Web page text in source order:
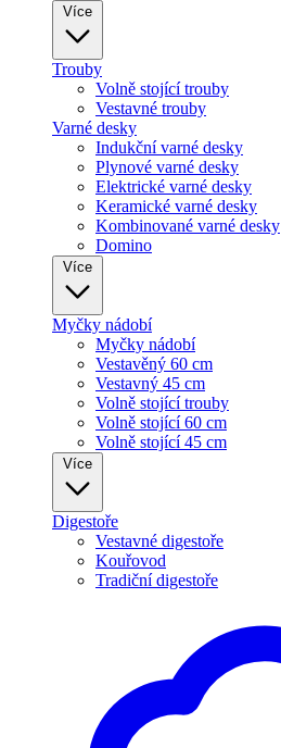
Trouby
Volně stojící trouby
Vestavné trouby
Varné desky
Indukční varné desky
Plynové varné desky
Elektrické varné desky
Keramické varné desky
Kombinované varné desky
Domino
Myčky nádobí
Myčky nádobí
Vestavěný 60 cm
Vestavný 45 cm
Volně stojící trouby
Volně stojící 60 cm
Volně stojící 45 cm
Digestoře
Vestavné digestoře
Kouřovod
Tradiční digestoře